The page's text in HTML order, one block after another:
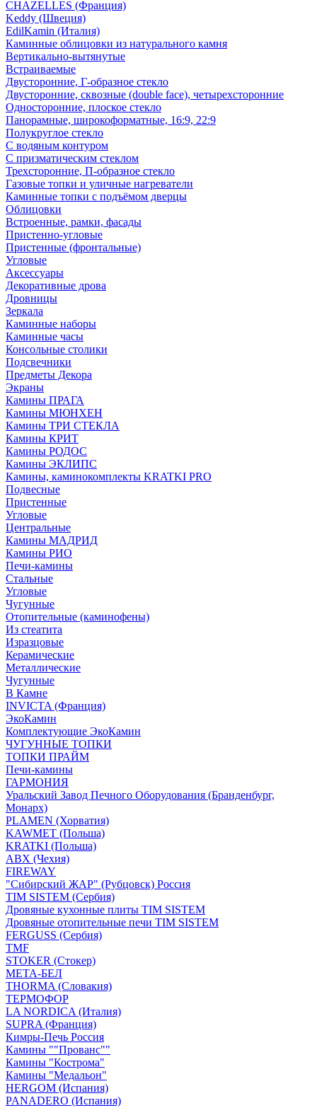
CHAZELLES (Франция)
Keddy (Швеция)
EdilKamin (Италия)
Каминные облицовки из натурального камня
Вертикально-вытянутые
Встраиваемые
Двусторонние, Г-образное стекло
Двусторонние, сквозные (double face), четырехсторонние
Односторонние, плоское стекло
Панорамные, широкоформатные, 16:9, 22:9
Полукруглое стекло
С водяным контуром
С призматическим стеклом
Трехсторонние, П-образное стекло
Газовые топки и уличные нагреватели
Каминные топки с подъёмом дверцы
Облицовки
Встроенные, рамки, фасады
Пристенно-угловые
Пристенные (фронтальные)
Угловые
Аксессуары
Декоративные дрова
Дровницы
Зеркала
Каминные наборы
Каминные часы
Консольные столики
Подсвечники
Предметы Декора
Экраны
Камины ПРАГА
Камины МЮНХЕН
Камины ТРИ СТЕКЛА
Камины КРИТ
Камины РОДОС
Камины ЭКЛИПС
Камины, каминокомплекты KRATKI PRO
Подвесные
Пристенные
Угловые
Центральные
Камины МАДРИД
Камины РИО
Печи-камины
Стальные
Угловые
Чугунные
Отопительные (каминофены)
Из стеатита
Изразцовые
Керамические
Металлические
Чугунные
В Камне
INVICTA (Франция)
ЭкоКамин
Комплектующие ЭкоКамин
ЧУГУННЫЕ ТОПКИ
ТОПКИ ПРАЙМ
Печи-камины
ГАРМОНИЯ
Уральский Завод Печного Оборудования (Бранденбург,
Монарх)
PLAMEN (Хорватия)
KAWMET (Польша)
KRATKI (Польша)
ABX (Чехия)
FIREWAY
"Сибирский ЖАР" (Рубцовск) Россия
TIM SISTEM (Сербия)
Дровяные кухонные плиты TIM SISTEM
Дровяные отопительные печи TIM SISTEM
FERGUSS (Сербия)
TMF
STOKER (Стокер)
МЕТА-БЕЛ
THORMA (Словакия)
ТЕРМОФОР
LA NORDICA (Италия)
SUPRA (Франция)
Кимры-Печь Россия
Камины ""Прованс""
Камины "Кострома"
Камины "Медальон"
HERGOM (Испания)
PANADERO (Испания)